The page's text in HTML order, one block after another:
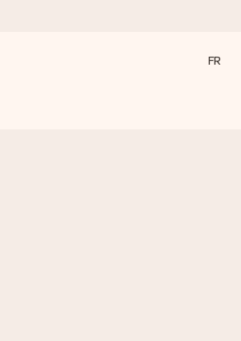
pour le moment idéal.
FR